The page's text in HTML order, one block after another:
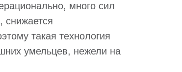
много сил
такая технология
умельцев, нежели на